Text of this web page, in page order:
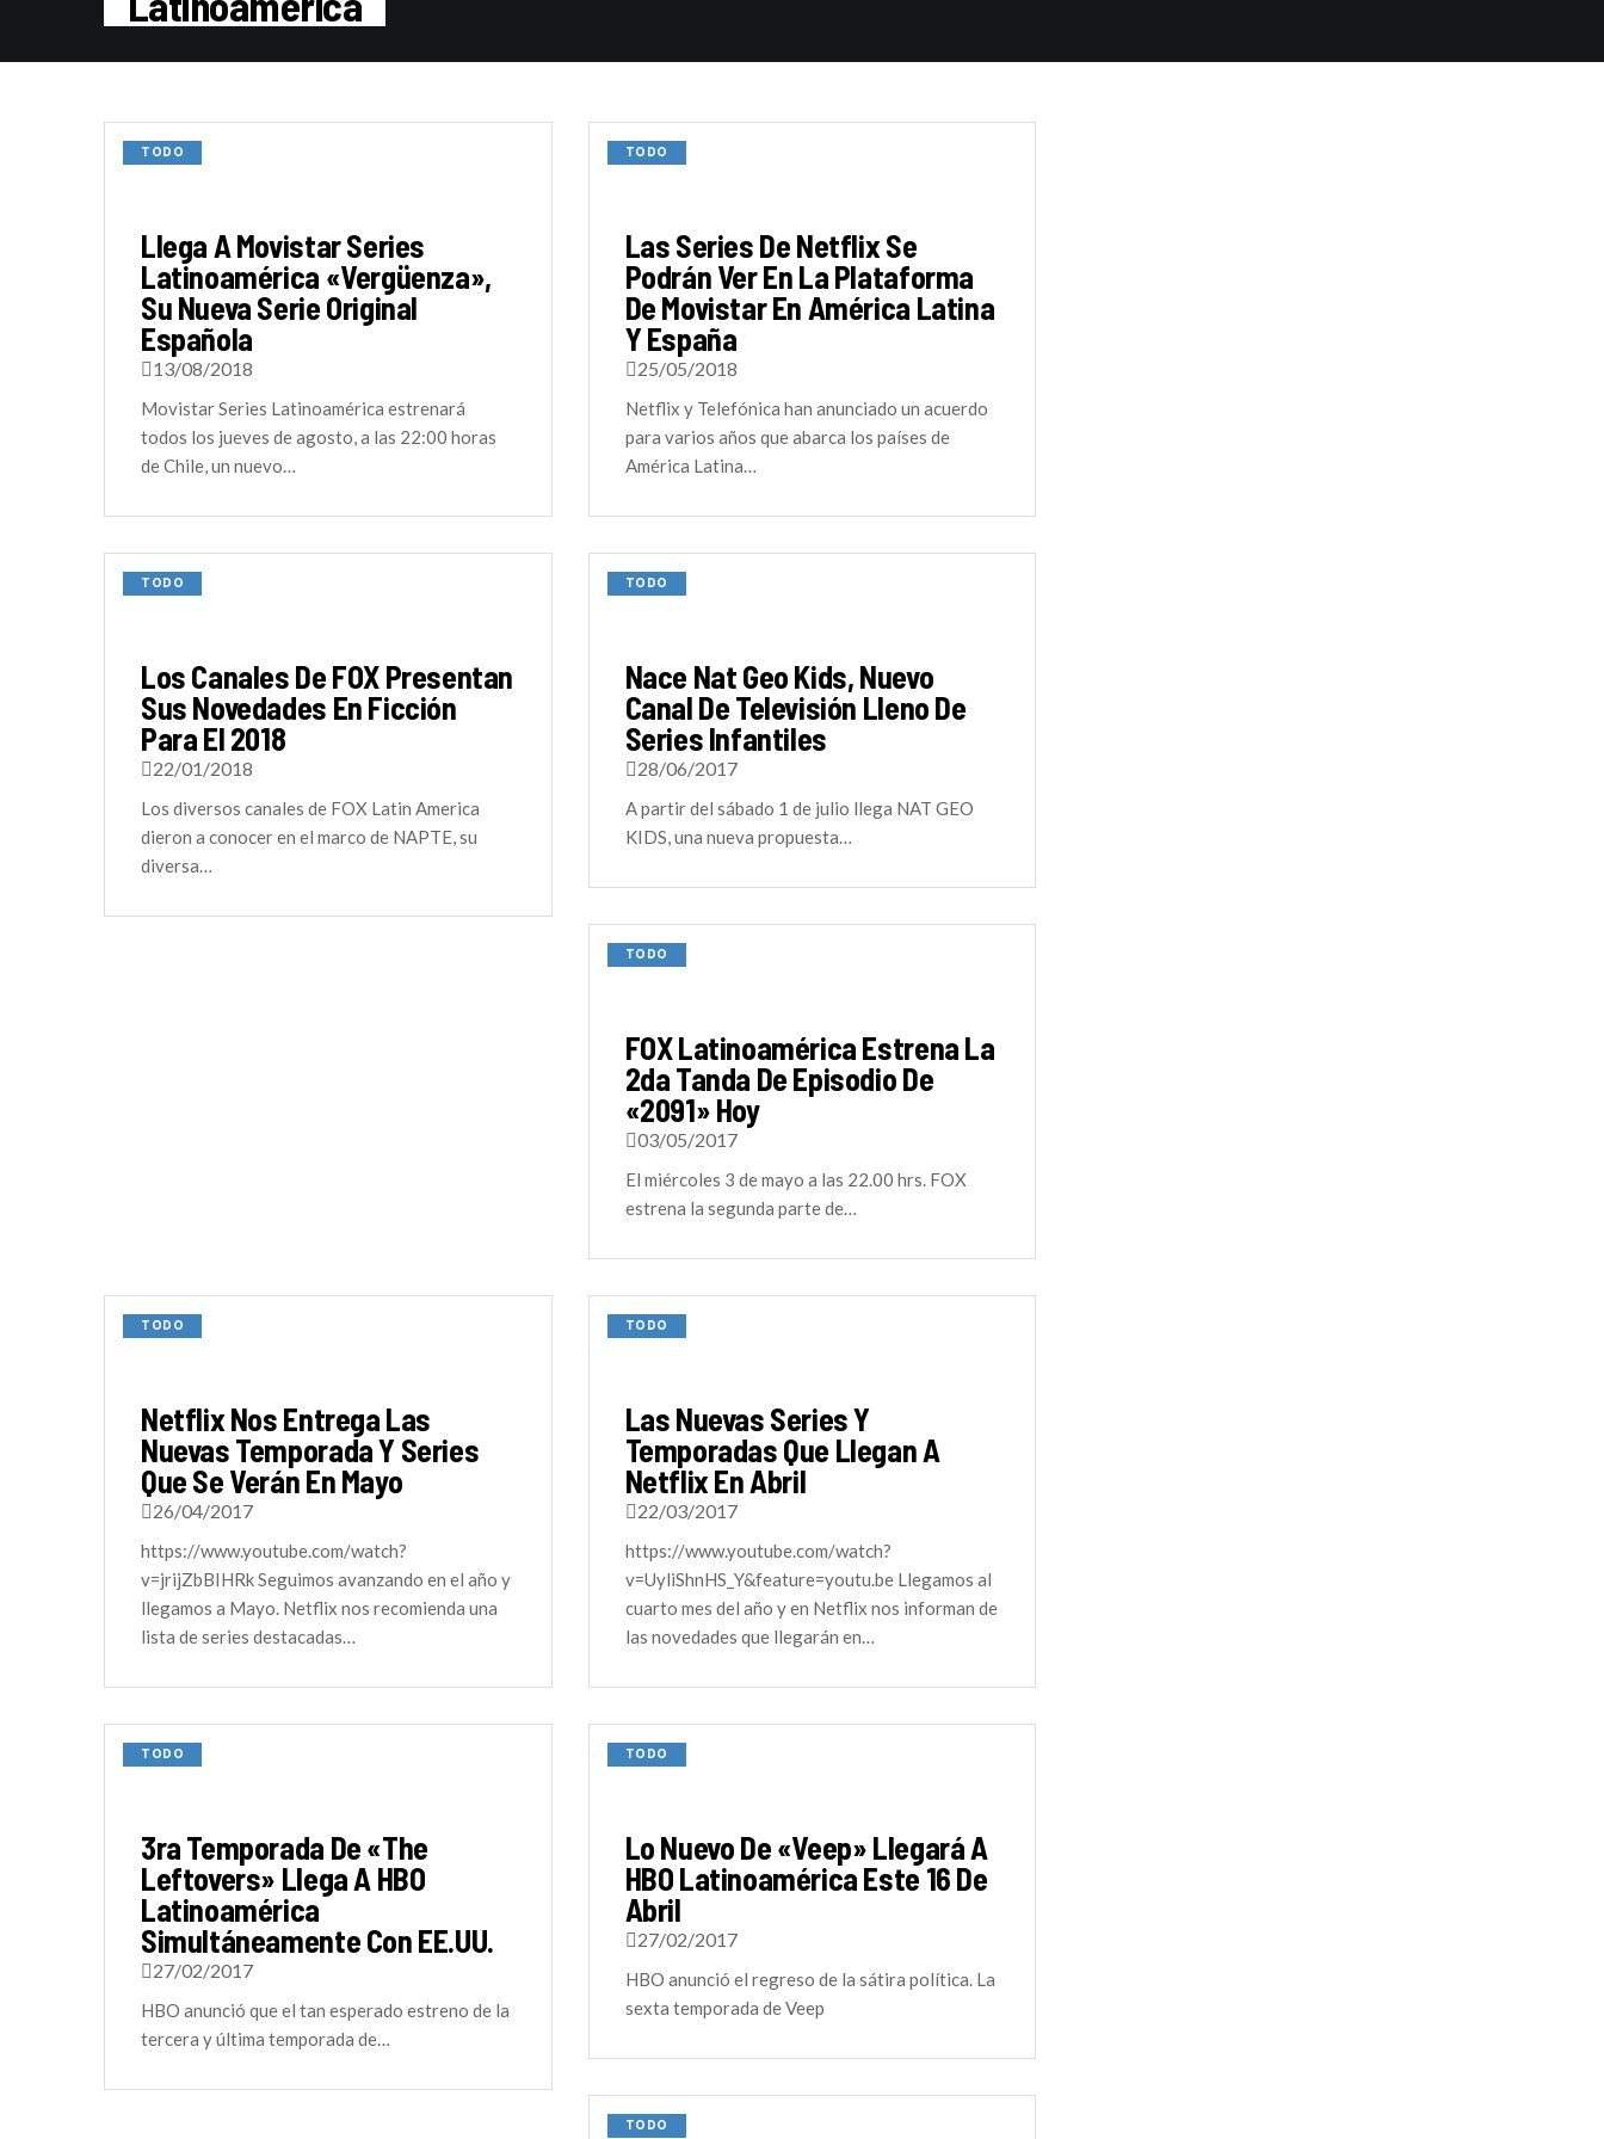
TODO
Llega A Movistar Series
Latinoamérica «Vergüenza»,
Su Nueva Serie Original
Española
13/08/2018
Movistar Series Latinoamérica estrenará
todos los jueves de agosto, a las 22:00 horas
de Chile, un nuevo…
TODO
Las Series De Netflix Se
Podrán Ver En La Plataforma
De Movistar En América Latina
Y España
25/05/2018
Netflix y Telefónica han anunciado un acuerdo
para varios años que abarca los países de
América Latina…
TODO
Los Canales De FOX Presentan
Sus Novedades En Ficción
Para El 2018
22/01/2018
Los diversos canales de FOX Latin America
dieron a conocer en el marco de NAPTE, su
diversa…
TODO
Nace Nat Geo Kids, Nuevo
Canal De Televisión Lleno De
Series Infantiles
28/06/2017
A partir del sábado 1 de julio llega NAT GEO
KIDS, una nueva propuesta…
TODO
FOX Latinoamérica Estrena La
2da Tanda De Episodio De
«2091» Hoy
03/05/2017
El miércoles 3 de mayo a las 22.00 hrs. FOX
estrena la segunda parte de…
TODO
Netflix Nos Entrega Las
Nuevas Temporada Y Series
Que Se Verán En Mayo
26/04/2017
https://www.youtube.com/watch?
v=jrijZbBIHRk Seguimos avanzando en el año y
llegamos a Mayo. Netflix nos recomienda una
lista de series destacadas…
TODO
Las Nuevas Series Y
Temporadas Que Llegan A
Netflix En Abril
22/03/2017
https://www.youtube.com/watch?
v=UyliShnHS_Y&feature=youtu.be Llegamos al
cuarto mes del año y en Netflix nos informan de
las novedades que llegarán en…
TODO
3ra Temporada De «The
Leftovers» Llega A HBO
Latinoamérica
Simultáneamente Con EE.UU.
27/02/2017
HBO anunció que el tan esperado estreno de la
tercera y última temporada de…
TODO
Lo Nuevo De «Veep» Llegará A
HBO Latinoamérica Este 16 De
Abril
27/02/2017
HBO anunció el regreso de la sátira política. La
sexta temporada de Veep
TODO